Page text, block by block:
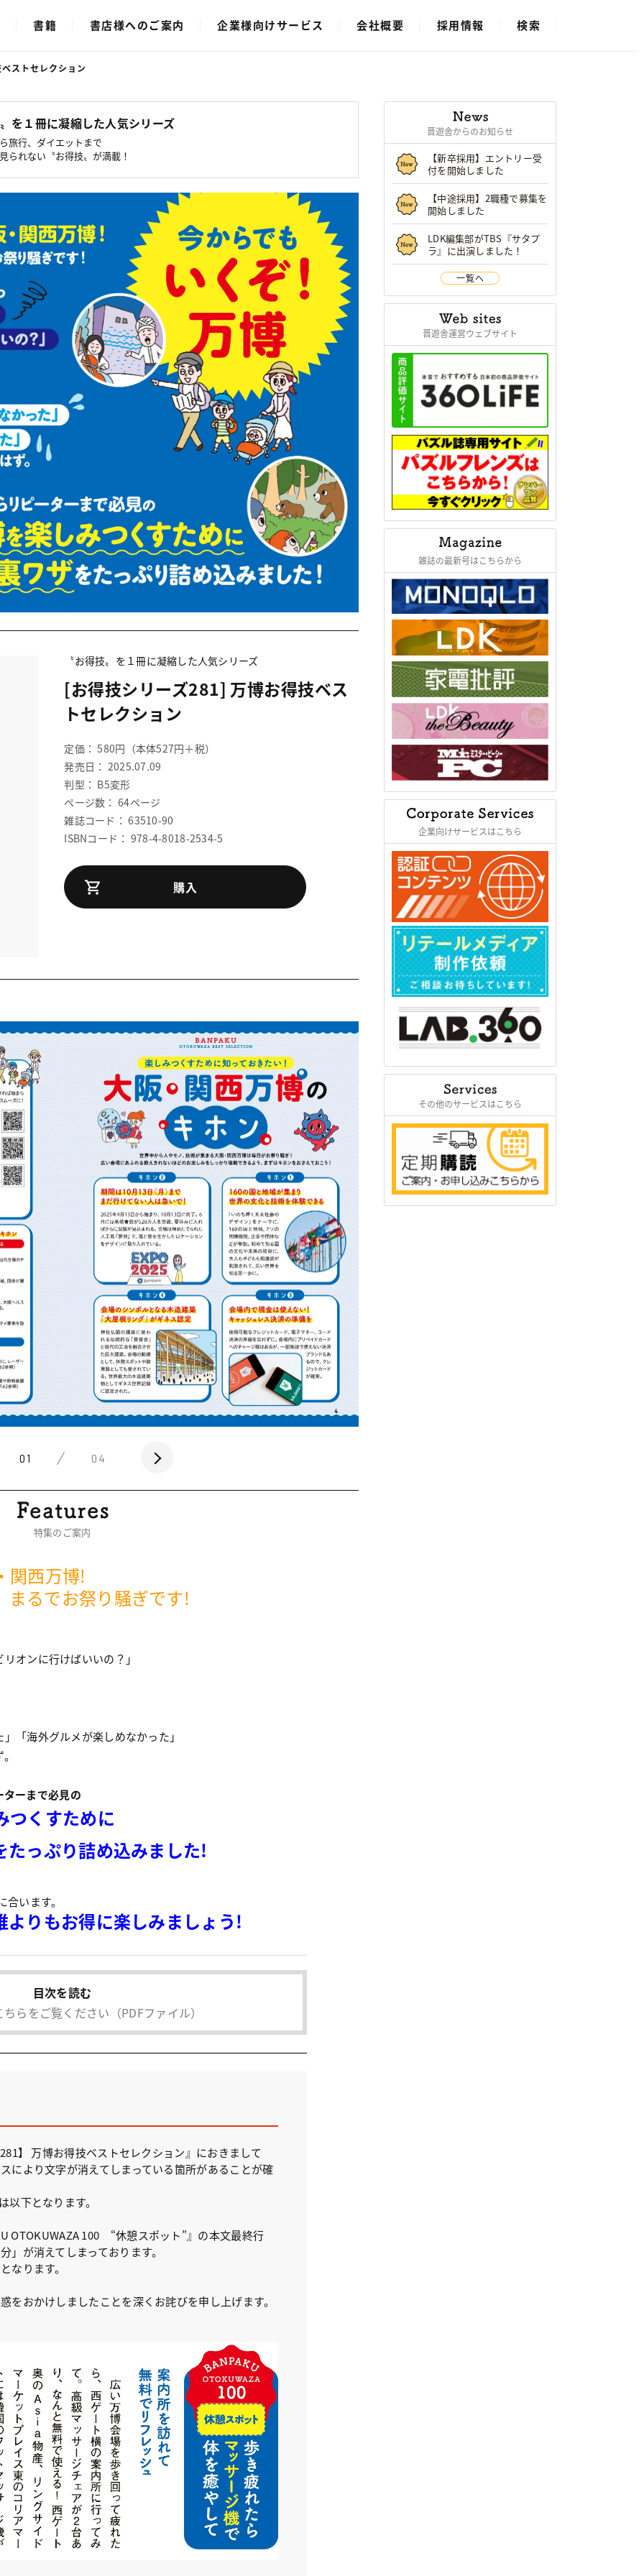
書籍 書店様へのご案内 企業様向けサービス 会社概要 採用情報 検索
ストセレクション
を１冊に凝縮した人気シリーズ
旅行、ダイエットまで
られない〝お得技〟が満載！
〝お得技〟を１冊に凝縮した人気シリーズ
[お得技シリーズ281] 万博お得技ベス
トセレクション
定価： 580円（本体527円＋税）
発売日： 2025.07.09
判型： B5変形
ページ数： 64ページ
雑誌コード： 63510-90
ISBNコード： 978-4-8018-2534-5
購入
01 04
特集のご案内
関西万博!
まるでお祭り騒ぎです!
オンに行けばいいの？」
「海外グルメが楽しめなかった」
ーまで必見の
つくすために
たっぷり詰め込みました!
います。
よりもお得に楽しみましょう!
目次を読む
らをご覧ください （PDFファイル）
】 万博お得技ベストセレクション』におきまして
により文字が消えてしまっている箇所があることが確
以下となります。
100 “休憩スポット”』の本文最終行
」が消えてしまっております。
なります。
をおかけしましたことを深くお詫びを申し上げます。
晋遊舎からのお知らせ
【新卒採用】エントリー受
付を開始しました
【中途採用】2職種で募集を
開始しました
LDK編集部がTBS『サタプ
ラ』に出演しました！
一覧へ
晋遊舎運営ウェブサイト
雑誌の最新号はこちらから
企業向けサービスはこちら
その他のサービスはこちら